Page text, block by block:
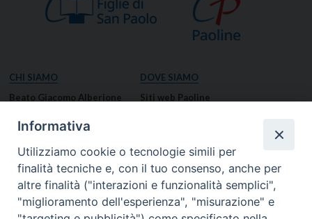
CHI SIAMO
Beato Giacomo Alberione
Missione Paolina
Luoghi delle Origini
Governo Generale
DOVE SIAMO
Siti web Paoline
Notizie dal governo generale
Notizie in breve
RISORSE
Informativa
Utilizziamo cookie o tecnologie simili per
finalità tecniche e, con il tuo consenso, anche per
altre finalità ("interazioni e funzionalità semplici",
"miglioramento dell'esperienza", "misurazione" e